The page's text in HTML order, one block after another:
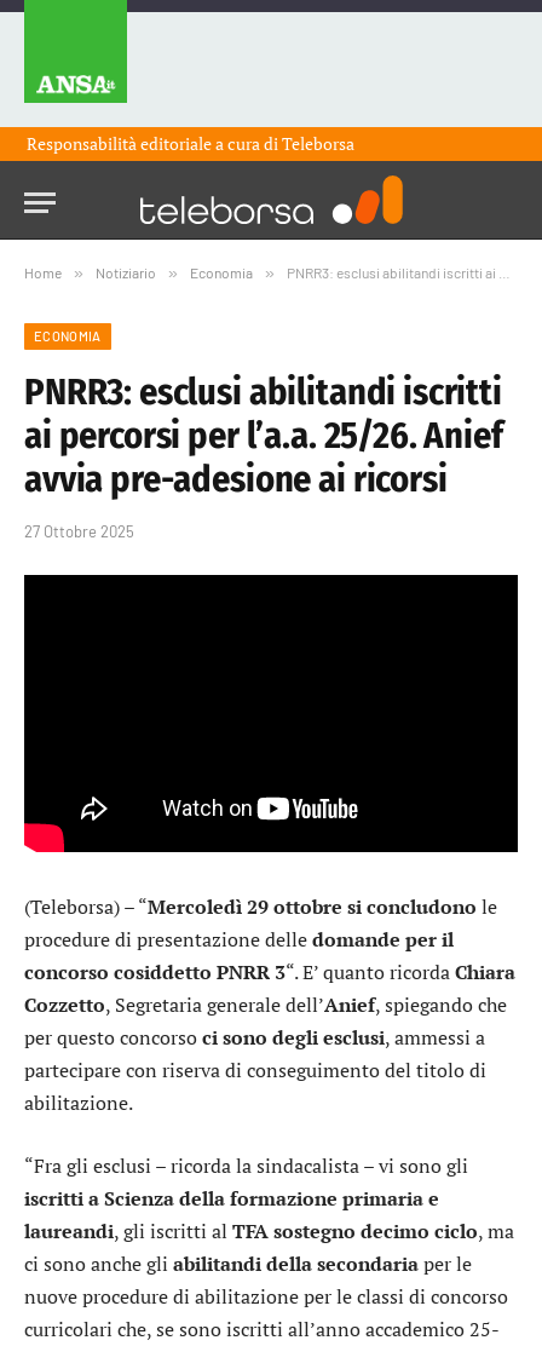
Responsabilità editoriale a cura diTeleborsa
Home » Notiziario » Economia » PNRR3: esclusi abilitandi iscritti ai percorsi per l’a.a. 25/26. Anief avvia pre-adesione ai ricorsi
ECONOMIA
PNRR3: esclusi abilitandi iscritti
ai percorsi per l’a.a. 25/26. Anief
avvia pre-adesione ai ricorsi
27 Ottobre 2025
(Teleborsa) – “Mercoledì 29 ottobre si concludono le
procedure di presentazione delledomande per il
concorso cosiddetto PNRR 3“. E’ quanto ricordaChiara
Cozzetto, Segretaria generale dell’Anief, spiegando che
per questo concorsoci sono degli esclusi, ammessi a
partecipare con riserva di conseguimento del titolo di
abilitazione.
“Fra gli esclusi – ricorda la sindacalista – vi sono gli
iscritti a Scienza della formazione primaria e
laureandi, gli iscritti al TFA sostegno decimo ciclo, ma
ci sono anche gli abilitandi della secondariaper le
nuove procedure di abilitazione per le classi di concorso
curricolari che, se sono iscritti all’anno accademico 25-